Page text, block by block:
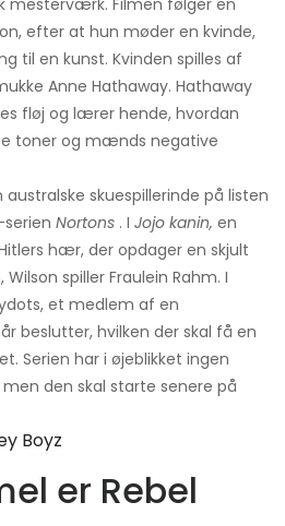
efter at hun møder en kvinde,
til en kunst. Kvinden spilles af
Anne Hathaway. Hathaway
fløj og lærer hende, hvordan
toner og mænds negative
skuespillerinde på listen
Nortons . I Jojo kanin, en
hær, der opdager en skjult
spiller Fraulein Rahm. I
et medlem af en
beslutter, hvilken der skal få en
Serien har i øjeblikket ingen
den skal starte senere på
Boyz
er Rebel